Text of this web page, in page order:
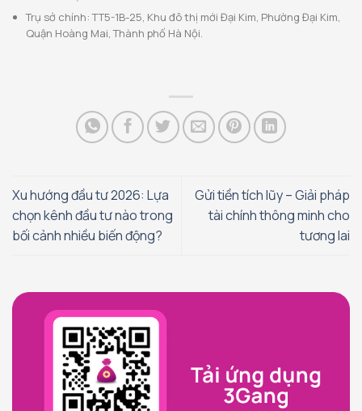
Trụ sở chính: TT5-1B-25, Khu đô thị mới Đại Kim, Phường Đại Kim,
Quận Hoàng Mai, Thành phố Hà Nội.
Xu hướng đầu tư 2026: Lựa
chọn kênh đầu tư nào trong
bối cảnh nhiều biến động?
Gửi tiền tích lũy – Giải pháp
tài chính thông minh cho
tương lai